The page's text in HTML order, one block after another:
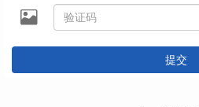
提交